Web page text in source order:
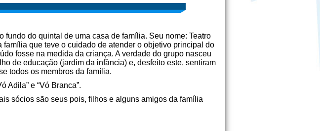
do quintal de uma casa de família. Seu nome: Teatro
que teve o cuidado de atender o objetivo principal do
fosse na medida da criança. A verdade do grupo nasceu
de educação (jardim da infância) e, desfeito este, sentiram
todos os membros da família.
Adila” e “Vó Branca”.
sócios são seus pois, filhos e alguns amigos da família